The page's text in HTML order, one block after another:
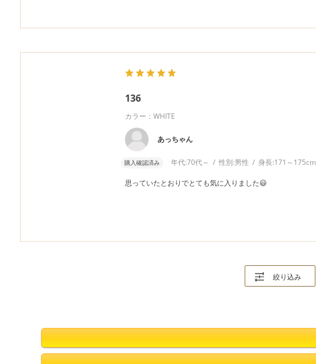
136
カラー：WHITE
あっちゃん
購入確認済み 年代:70代～ 性別:男性 身長:171～175cm
思っていたとおりでとても気に入りました😃
絞り込み